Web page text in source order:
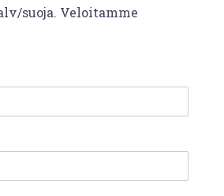
suoja. Veloitamme